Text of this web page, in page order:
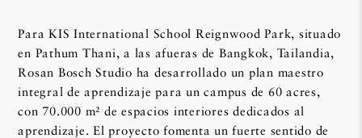
Para KIS International School Reignwood Park, situado
en Pathum Thani, a las afueras de Bangkok, Tailandia,
Rosan Bosch Studio ha desarrollado un plan maestro
integral de aprendizaje para un campus de 60 acres,
con 70.000 m² de espacios interiores dedicados al
aprendizaje. El proyecto fomenta un fuerte sentido de